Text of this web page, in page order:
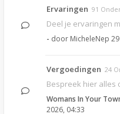
Ervaringen 91
Deel je ervaringen
- door MicheleNep
Vergoedingen 24
Bespreek hier alles
Womans In Your
2026, 04:33